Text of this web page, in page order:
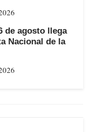
de agosto llega
Nacional de la